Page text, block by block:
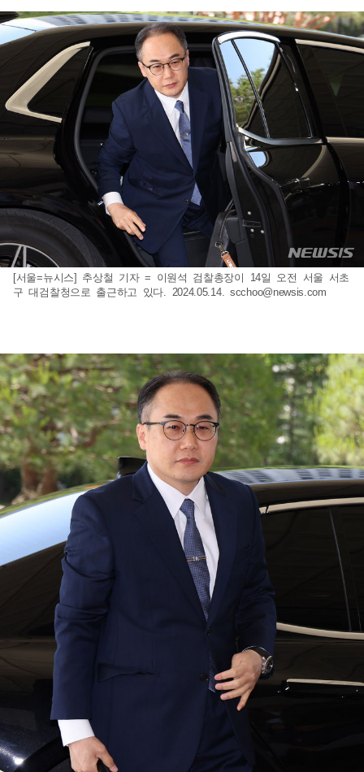
[서울=뉴시스] 추상철 기자 = 이원석 검찰총장이 14일 오전 서울 서초
구 대검찰청으로 출근하고 있다. 2024.05.14. scchoo@newsis.com